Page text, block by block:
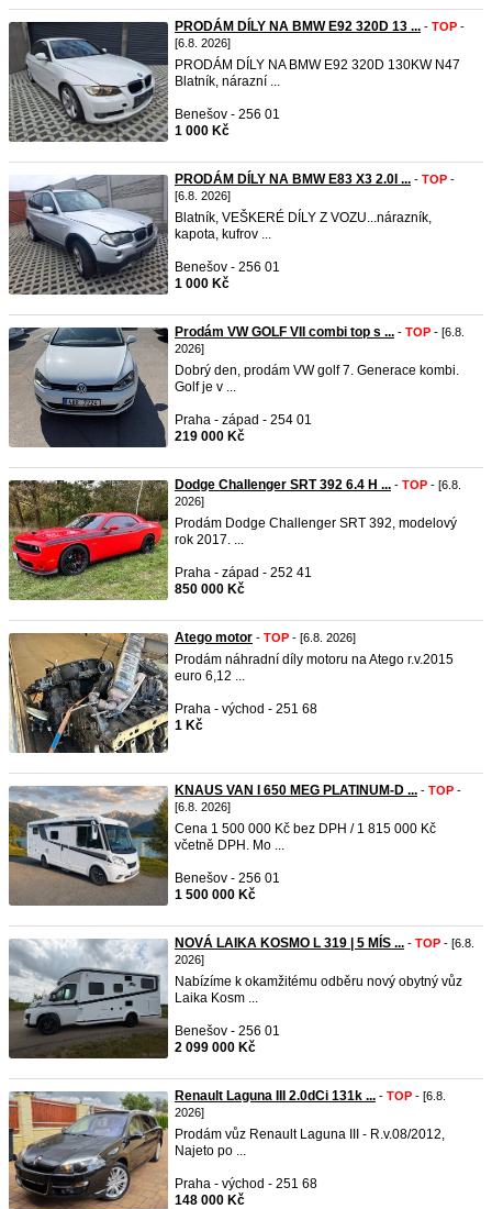
PRODÁM DÍLY NA BMW E92 320D 13 ... - TOP -
[6.8. 2026]
PRODÁM DÍLY NA BMW E92 320D 130KW N47
Blatník, nárazní ...
Benešov - 256 01
1 000 Kč
PRODÁM DÍLY NA BMW E83 X3 2.0I ... - TOP -
[6.8. 2026]
Blatník, VEŠKERÉ DÍLY Z VOZU...nárazník,
kapota, kufrov ...
Benešov - 256 01
1 000 Kč
Prodám VW GOLF VII combi top s ... - TOP - [6.8.
2026]
Dobrý den, prodám VW golf 7. Generace kombi.
Golf je v ...
Praha - západ - 254 01
219 000 Kč
Dodge Challenger SRT 392 6.4 H ... - TOP - [6.8.
2026]
Prodám Dodge Challenger SRT 392, modelový
rok 2017. ...
Praha - západ - 252 41
850 000 Kč
Atego motor - TOP - [6.8. 2026]
Prodám náhradní díly motoru na Atego r.v.2015
euro 6,12 ...
Praha - východ - 251 68
1 Kč
KNAUS VAN I 650 MEG PLATINUM-D ... - TOP -
[6.8. 2026]
Cena 1 500 000 Kč bez DPH / 1 815 000 Kč
včetně DPH. Mo ...
Benešov - 256 01
1 500 000 Kč
NOVÁ LAIKA KOSMO L 319 | 5 MÍS ... - TOP - [6.8.
2026]
Nabízíme k okamžitému odběru nový obytný vůz
Laika Kosm ...
Benešov - 256 01
2 099 000 Kč
Renault Laguna III 2.0dCi 131k ... - TOP - [6.8.
2026]
Prodám vůz Renault Laguna III - R.v.08/2012,
Najeto po ...
Praha - východ - 251 68
148 000 Kč